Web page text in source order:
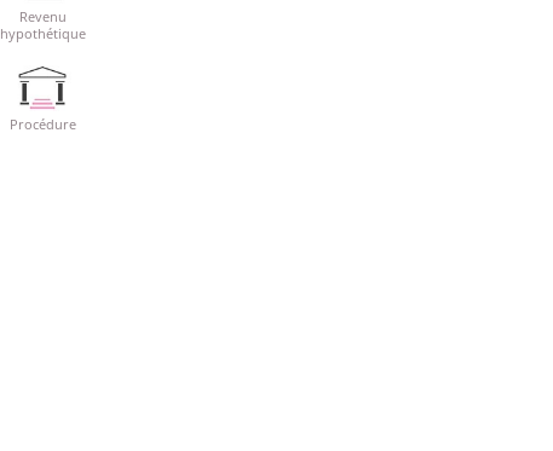
Revenu
hypothétique
Procédure